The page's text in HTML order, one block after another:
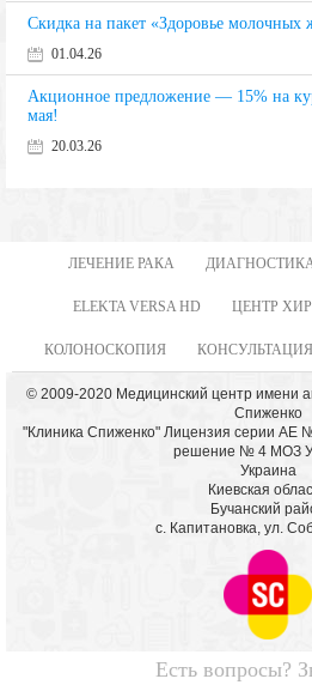
Скидка на пакет «Здоровье молочных
01.04.26
Акционное предложение — 15% на
мая!
20.03.26
ЛЕЧЕНИЕ РАКА
ELEKTA VERSA HD ЦЕНТР
КОЛОНОСКОПИЯ КОНСУЛЬТАЦИЯ
© 2009-2020 Медицинский центр имени
Спиженко
"Клиника Спиженко" Лицензия серии АЕ
решение № 4 МОЗ
Украина
Киевская
Бучанский
с. Капитановка, ул.
Есть вопросы?